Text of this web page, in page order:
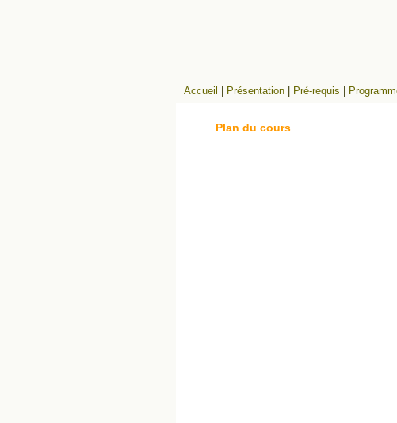
Accueil Présentation Pré-requis
Plan du cours